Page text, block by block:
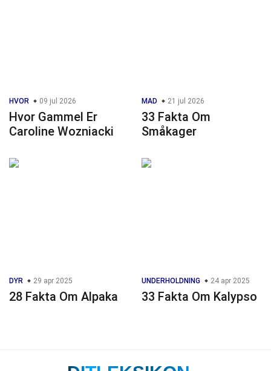
HVOR 09 jul 2026
Hvor Gammel Er
Caroline Wozniacki
MAD 21 jul 2026
33 Fakta Om
Småkager
DYR 29 apr 2025
28 Fakta Om Alpaka
UNDERHOLDNING 24 apr 2025
33 Fakta Om Kalypso